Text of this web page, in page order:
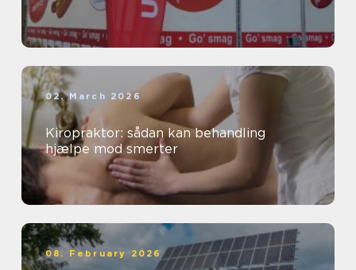
02. March 2026
Kiropraktor: sådan kan behandling
hjælpe mod smerter
08. February 2026